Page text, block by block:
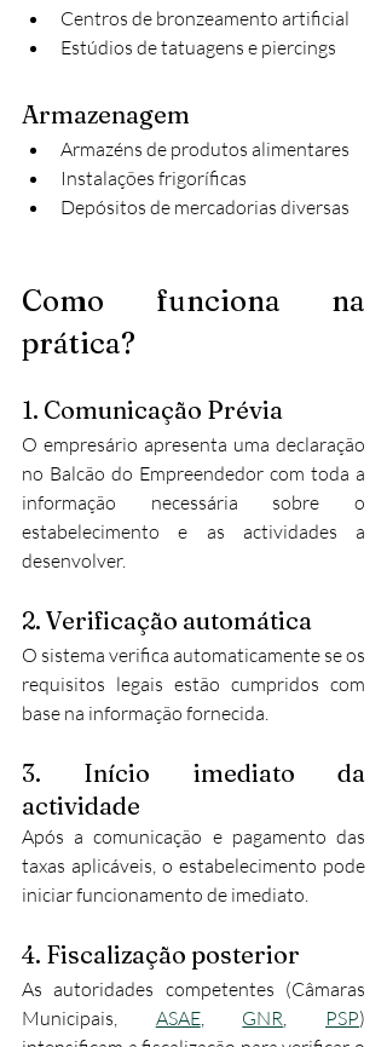
Centros de bronzeamento artificial
Estúdios de tatuagens e piercings
Armazenagem
Armazéns de produtos alimentares
Instalações frigoríficas
Depósitos de mercadorias diversas
Como funciona na
prática?
1. Comunicação Prévia
O empresário apresenta uma declaração
no Balcão do Empreendedor com toda a
informação necessária sobre o
estabelecimento e as actividades a
desenvolver.
2. Verificação automática
O sistema verifica automaticamente se os
requisitos legais estão cumpridos com
base na informação fornecida.
3. Início imediato da
actividade
Após a comunicação e pagamento das
taxas aplicáveis, o estabelecimento pode
iniciar funcionamento de imediato.
4. Fiscalização posterior
As autoridades competentes (Câmaras
Municipais, ASAE, GNR PSP)